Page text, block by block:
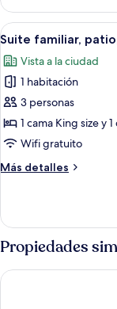
presidencial,
vista
a
ciudad
Abrir
todas
las
fotos
de
Suite
familiar,
vista
ciudad
9
Suite familiar,
Vista a la ciudad
1 habitación
3 personas
1 cama King size y
Wifi gratuito
Más detalles
Más
familiar,
patio,
vista
la
Propiedades
Hilton Garden Inn